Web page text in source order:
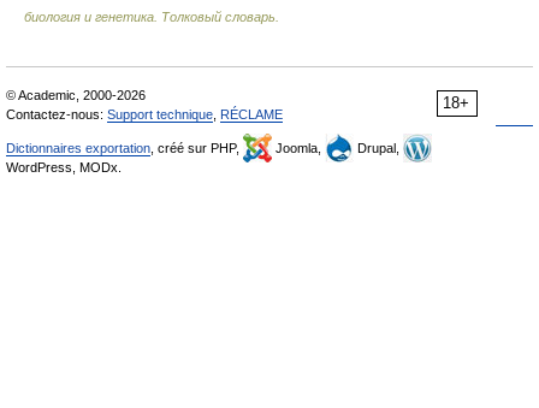
биология и генетика. Толковый словарь.
18+
© Academic, 2000-2026
Contactez-nous: Support technique RÉCLAME
Dictionnaires exportation , créé sur PHP, Joomla,
Drupal,
WordPress, MODx.